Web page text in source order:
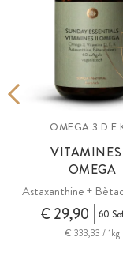
OMEGA 3 D E
OMEGA
Astaxanthine +
€ 29,90
60
€ 333,33 / 1kg